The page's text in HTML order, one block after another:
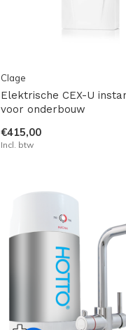
Clage
Elektrische CEX-U
voor onderbouw
€415,00
Incl. btw